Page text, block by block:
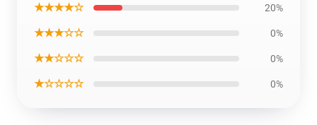
★★★★☆ 20%
★★★☆☆ 0%
★★☆☆☆ 0%
★☆☆☆☆ 0%